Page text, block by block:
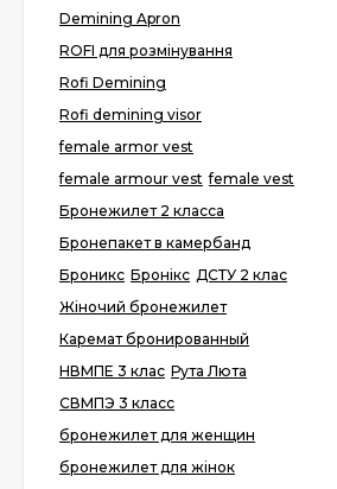
Demining Apron
ROFI для розмінування
Rofi Demining
Rofi demining visor
female armor vest
female armour vest female vest
Бронежилет 2 класса
Бронепакет в камербанд
Броникс Бронікс ДСТУ 2 клас
Жіночий бронежилет
Каремат бронированный
НВМПЕ 3 клас Рута Люта
СВМПЭ 3 класс
бронежилет для женщин
бронежилет для жінок